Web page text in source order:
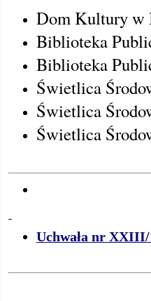
Dom Kultury w
Biblioteka
Biblioteka
Świetlica
Świetlica
Świetlica
Uchwała nr